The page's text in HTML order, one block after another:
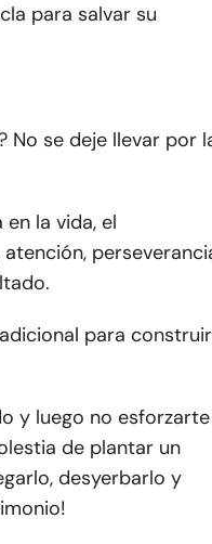
para salvar su
No se deje llevar por
la vida, el
para construir
y luego no esforzarte
de plantar un
desyerbarlo y